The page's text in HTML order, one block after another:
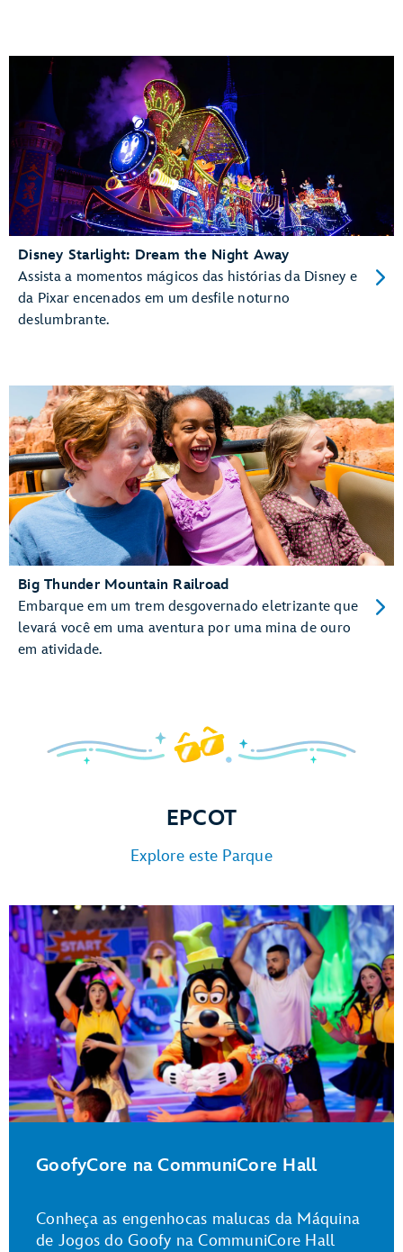
Disney Starlight: Dream the Night Away
Assista a momentos mágicos das histórias da Disney e
da Pixar encenados em um desfile noturno
deslumbrante.
Big Thunder Mountain Railroad
Embarque em um trem desgovernado eletrizante que
levará você em uma aventura por uma mina de ouro
em atividade.
EPCOT
Explore este Parque
GoofyCore na CommuniCore Hall
Conheça as engenhocas malucas da Máquina
de Jogos do Goofy na CommuniCore Hall